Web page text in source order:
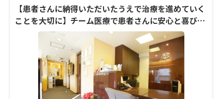
だ。「あらゆる治療を習得したい」と妥協を
許さず、一般歯科からインプラント治療、義
歯まで幅広く対応。顎顔面矯正の他、スポー
ツマウスガードも扱い、子供やスポーツ愛好
家たちの歯の健康維持にも積極的に取り組
む。夕方の取材にも関わらず、笑顔を絶やさ
ない大野院長。「また来たよという軽い気持
ちで通ってほしい」と言うその言葉には、地
域医療を支えたいという思いがにじんでい
た。今回は、25周年たった心境や展望などを
聞いた。
【患者さんに納得いただいたうえで治療を進めていく
ことを大切に】チーム医療で患者さんに安心と喜びを
提供します！